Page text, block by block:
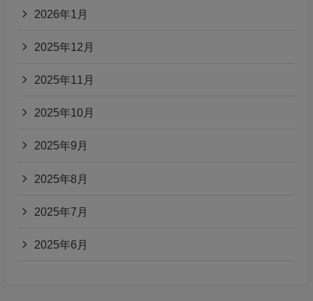
2026年1月
2025年12月
2025年11月
2025年10月
2025年9月
2025年8月
2025年7月
2025年6月